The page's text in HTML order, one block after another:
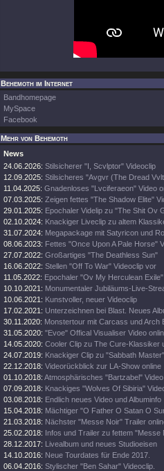
Behemoth im Internet
Bandhomepage
MySpace
Facebook
Mehr von Behemoth
News
24.06.2026: Stilsicherer "I, Scvlptor" Videoclip
12.09.2025: Stilsicheres "Avgvr (The Dread
11.04.2025: Gnadenloses "Lvciferaeon" Video
07.03.2025: Zeigen fettes "The Shadow Elite"
29.01.2025: Epochaler Videlip zu "The Shit Ov
02.10.2024: Knackiger Liveclip zu altem
31.07.2024: Megapackage mit Satyricon und
08.06.2023: Fettes "Once Upon A Pale Horse"
27.07.2022: Großartiges "The Deathless Sun"
16.06.2022: Stellen "Off To War" Videoclip vor
11.05.2022: Epochaler "Ov My Herculean
10.10.2021: Monumentaler Jubiläums-Live-
10.06.2021: Kunstvoller, neuer Videoclip
17.02.2021: Unterzeichnen bei Blast. Neues
30.11.2020: Monstertour mit Carcass und Arch
31.05.2020: "Evoe" Offical Visualiser Video
14.05.2020: Cooler Clip zu The Cure-Klassiker
24.07.2019: Knackiger Clip zu "Sabbath Master"
22.12.2018: Videorückblick zur LA-Show online
01.10.2018: Atmosphärisches "Bartzabel" Video
07.09.2018: Knackiges "Wolves Of Sibiria"
03.08.2018: Endlich neues Video und Albuminfo
15.04.2018: Mächtiger "O Father O Satan O
21.03.2018: Nächster "Messe Noir" Trailer
25.02.2018: Infos und Trailer zu fettem "Messe
28.12.2017: Livealbum und neues Studioeisen
14.10.2016: Neue Tourdates für Ende 2017.
06.04.2016: Stylischer "Ben Sahar" Videoclip.